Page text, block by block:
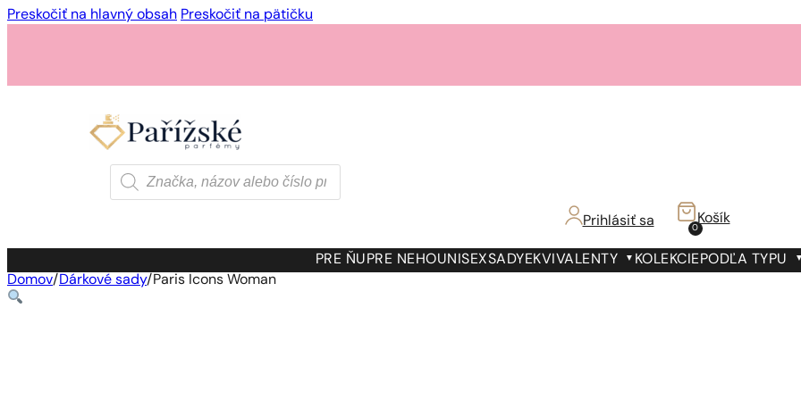
Preskočiť na hlavný obsah Preskočiť na pätičku
Products
search
Prihlásiť sa 0
Košík
PRE ŇU PRE NEHOUNISEXSADY EKVIVALENTY KOLEKCIEPODĽA TYPU
Domov/ Dárkové sady/ Paris Icons Woman